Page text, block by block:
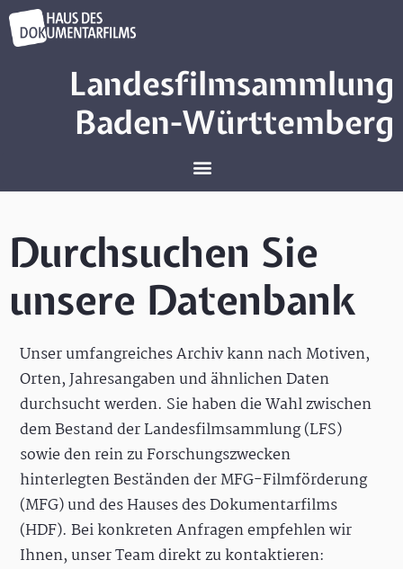
Landesfilmsammlung
Baden-Württemberg
Durchsuchen Sie
unsere Datenbank
Unser umfangreiches Archiv kann nach Motiven,
Orten, Jahresangaben und ähnlichen Daten
durchsucht werden. Sie haben die Wahl zwischen
dem Bestand der Landesfilmsammlung (LFS)
sowie den rein zu Forschungszwecken
hinterlegten Beständen der MFG-Filmförderung
(MFG) und des Hauses des Dokumentarfilms
(HDF). Bei konkreten Anfragen empfehlen wir
Ihnen, unser Team direkt zu kontaktieren: